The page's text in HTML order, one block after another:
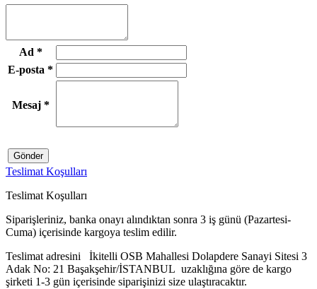
Ad *
E-posta *
Mesaj*
Gönder
Teslimat Koşulları
Teslimat Koşulları
Siparişleriniz, banka onayı alındıktan sonra 3 iş günü (Pazartesi-
Cuma) içerisinde kargoya teslim edilir.
Teslimat adresini İkitelli OSB Mahallesi Dolapdere Sanayi Sitesi 3
Adak No: 21 Başakşehir/İSTANBUL uzaklığına göre de kargo
şirketi 1-3 gün içerisinde siparişinizi size ulaştıracaktır.